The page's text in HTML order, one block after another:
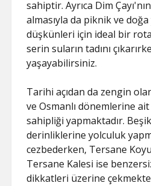
sahiptir. Ayrıca Dim
almasıyla da piknik ve
düşkünleri için ideal bir
serin suların tadını
yaşayabilirsiniz.
Tarihi açıdan da zengin
ve Osmanlı dönemlerine
sahipliği yapmaktadır.
derinliklerine yolculuk
cezbederken, Tersane
Tersane Kalesi ise
dikkatleri üzerine